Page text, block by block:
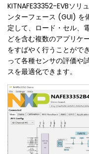
KITNAFE33352-EVBソリ
ンターフェース (GUI) を
定して、ロード・セル、
どを含む複数のアプリケ
をすばやく行うことがで
って各種センサの評価や
スを最適化できます。